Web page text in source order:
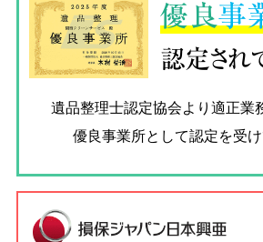
優良事
認定され
遺品整理士認定協会より適正業
優良事業所として認定を受け